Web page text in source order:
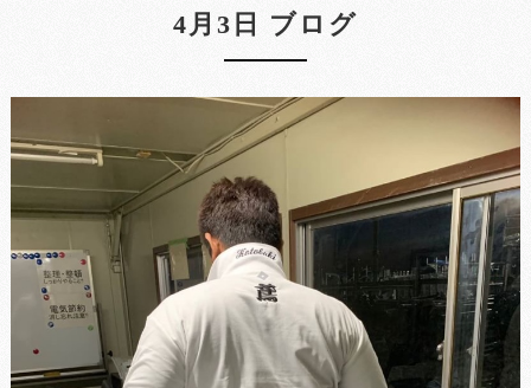
4月3日 ブログ